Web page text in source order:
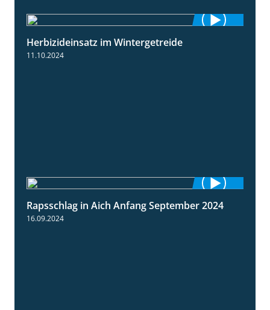
Herbizideinsatz im Wintergetreide
11.10.2024
1:50
Rapsschlag in Aich Anfang September 2024
16.09.2024